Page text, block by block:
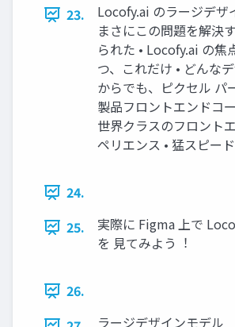
23.
Locofy.ai のラージデザ
まさにこの問題を解決
られた • Locofy.ai の焦
つ、これだけ • どんな
からでも、ピクセル パ
製品フロントエンドコ
世界クラスのフロント
ペリエンス • 猛スピー
24.
25.
実際に Figma 上で
を ⾒てみよう︕
26.
ラージデザインモデル